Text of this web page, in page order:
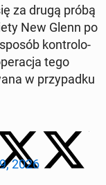
za drugą próbą
New Glenn po
kon­tro­lo­
tego
w przy­pad­ku
2026